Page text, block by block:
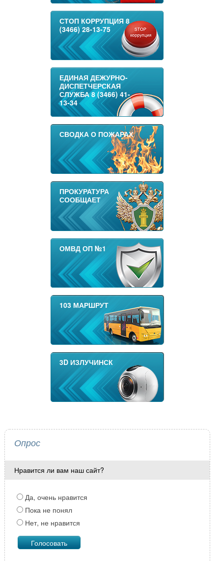
СТОП КОРРУПЦИЯ 8
(3466) 28-13-75
ЕДИНАЯ ДЕЖУРНО-
ДИСПЕТЧЕРСКАЯ
СЛУЖБА 8 (3466) 41-
13-34
СВОДКА О ПОЖАРАХ
ПРОКУРАТУРА
СООБЩАЕТ
ОМВД ОП №1
103 МАРШРУТ
3D ИЗЛУЧИНСК
Опрос
Нравится ли вам наш сайт?
Да, очень нравится
Пока не понял
Нет, не нравится